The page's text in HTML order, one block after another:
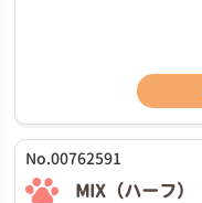
No.00762591
MIX（ハーフ）